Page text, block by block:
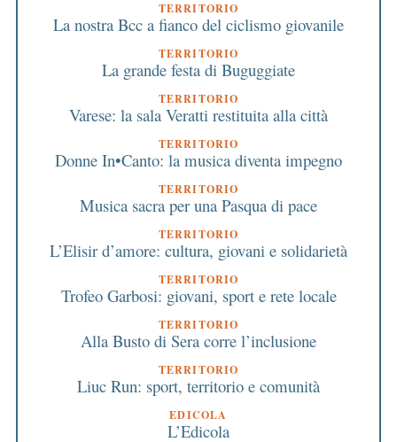
TERRITORIO
La nostra Bcc a fianco del ciclismo giovanile
TERRITORIO
La grande festa di Buguggiate
TERRITORIO
Varese: la sala Veratti restituita alla città
TERRITORIO
Donne In•Canto: la musica diventa impegno
TERRITORIO
Musica sacra per una Pasqua di pace
TERRITORIO
L’Elisir d’amore: cultura, giovani e solidarietà
TERRITORIO
Trofeo Garbosi: giovani, sport e rete locale
TERRITORIO
Alla Busto di Sera corre l’inclusione
TERRITORIO
Liuc Run: sport, territorio e comunità
EDICOLA
L’Edicola